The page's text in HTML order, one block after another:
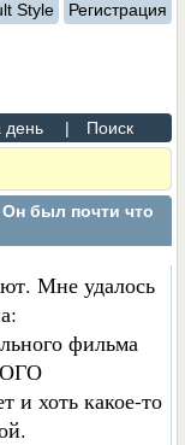
Style Регистрация
| Поиск
был почти что
Мне удалось
фильма
и хоть какое-то